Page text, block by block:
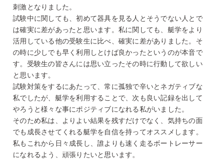
刺激となりました。
試験中に関しても、初めて器具を見る人とそうでない人とで
は確実に差があったと思います。私に関しても、艇学をより
活用している他の受験生に比べ、確実に差がありました。そ
の時に少しでも早く利用しとけば良かったというのが本音で
す。受験生の皆さんには思い立ったその時に行動して欲しい
と思います。
試験対策をするにあたって、常に孤独で辛いとネガティブな
私でしたが、艇学を利用することで、次も良い記録を出して
やろうと様々な事にポジティブになれる私がいました。
そのため私は、よりよい結果を残すだけでなく、気持ちの面
でも成長させてくれる艇学を自信を持ってオススメします。
私もこれから日々成長し、誰よりも速く走るボートレーサー
になれるよう、頑張りたいと思います。